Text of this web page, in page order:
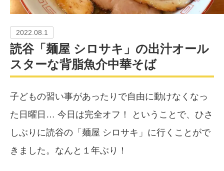
2022.08.1
読谷「麺屋 シロサキ」の出汁オール
スターな背脂魚介中華そば
子どもの習い事があったりで自由に動けなくなっ
た日曜日… 今日は完全オフ！ ということで、ひさ
しぶりに読谷の「麺屋 シロサキ」に行くことがで
きました。なんと１年ぶり！